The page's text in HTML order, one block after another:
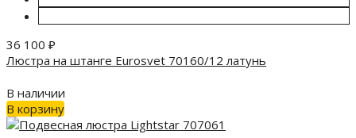
36 100 ₽
Люстра на штанге Eurosvet 70160/12 латунь
В наличии
В корзину